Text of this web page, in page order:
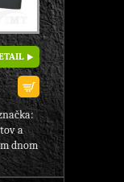
a
dnom